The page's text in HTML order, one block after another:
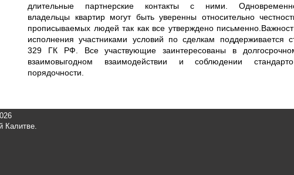
длительные партнерские контакты с ними.
владельцы квартир могут быть уверенны относительно
прописываемых людей так как все утверждено
исполнения участниками условий по сделкам поддерживается
329 ГК РФ. Все участвующие заинтересованы в
взаимовыгодном взаимодействии и соблюдении
порядочности.
Калитве.